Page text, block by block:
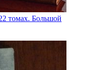
томах. Большой